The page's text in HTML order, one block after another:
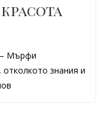
– Мърфи
знания и